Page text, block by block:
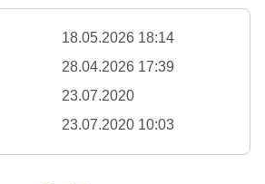
18.05.2026 18:14
28.04.2026 17:39
23.07.2020
23.07.2020 10:03